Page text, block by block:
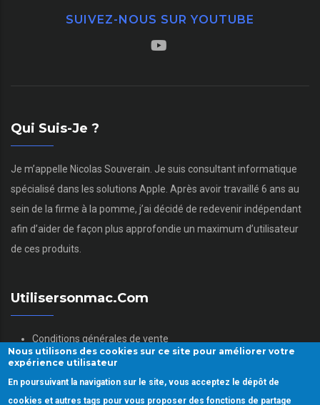
SUIVEZ-NOUS SUR YOUTUBE
Qui Suis-Je ?
Je m’appelle Nicolas Souverain. Je suis consultant informatique
spécialisé dans les solutions Apple. Après avoir travaillé 6 ans au
sein de la firme à la pomme, j’ai décidé de redevenir indépendant
afin d’aider de façon plus approfondie un maximum d’utilisateur
de ces produits.
Utilisersonmac.com
Conditions générales de vente
Mentions légales
Politique des données personnelles
Gestion des Cookies
Nous utilisons des cookies sur ce site pour améliorer votre
expérience utilisateur
En poursuivant la navigation sur le site, vous acceptez le dépôt de
cookies et autres tags pour vous proposer des fonctions de partage